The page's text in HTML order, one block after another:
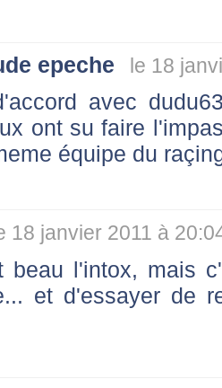
epeche le 18
avec
ont su faire
équipe du
18 janvier 2011 à
beau l'intox, mais
et d'essayer de